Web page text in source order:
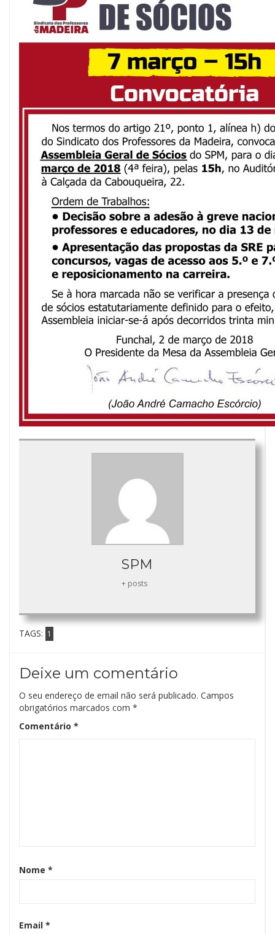
SPM
+ posts
TAGS: 1
Deixe um comentário
O seu endereço de email não será publicado. Campos
obrigatórios marcados com *
Comentário *
Nome *
Email *